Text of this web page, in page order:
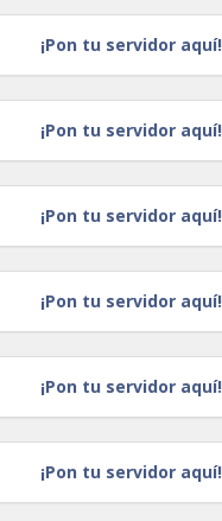
¡Pon tu servidor aquí!
¡Pon tu servidor aquí!
¡Pon tu servidor aquí!
¡Pon tu servidor aquí!
¡Pon tu servidor aquí!
¡Pon tu servidor aquí!